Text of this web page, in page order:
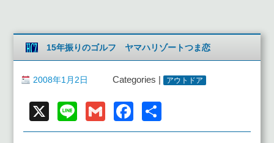
15年振りのゴルフ ヤマハリゾートつま恋
2008年1月2日 Categories | アウトドア
X Line GmailFacebook
有